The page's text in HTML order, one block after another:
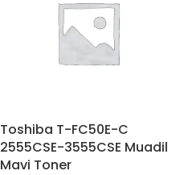
Toshiba T-FC50E-C
2555CSE-3555CSE Muadil
Mavi Toner